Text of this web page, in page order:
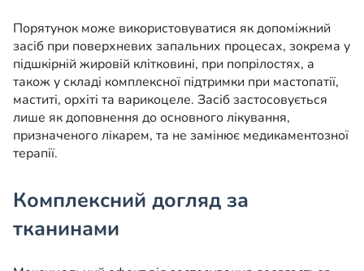
Порятунок може використовуватися як допоміжний
засіб при поверхневих запальних процесах, зокрема у
підшкірній жировій клітковині, при попрілостях, а
також у складі комплексної підтримки при мастопатії,
маститі, орхіті та варикоцеле. Засіб застосовується
лише як доповнення до основного лікування,
призначеного лікарем, та не замінює медикаментозної
терапії.
Комплексний догляд за
тканинами